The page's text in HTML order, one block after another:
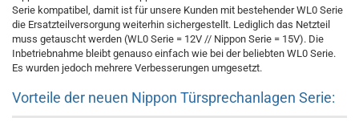
Serie kompatibel, damit ist für unsere Kunden mit bestehender WL0 Serie
die Ersatzteilversorgung weiterhin sichergestellt. Lediglich das Netzteil
muss getauscht werden (WL0 Serie = 12V // Nippon Serie = 15V). Die
Inbetriebnahme bleibt genauso einfach wie bei der beliebten WL0 Serie.
Es wurden jedoch mehrere Verbesserungen umgesetzt.
Vorteile der neuen Nippon Türsprechanlagen Serie: